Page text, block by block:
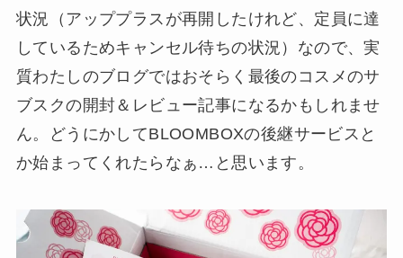
状況（アッププラスが再開したけれど、定員に達
しているためキャンセル待ちの状況）なので、実
質わたしのブログではおそらく最後のコスメのサ
ブスクの開封＆レビュー記事になるかもしれませ
ん。どうにかしてBLOOMBOXの後継サービスと
か始まってくれたらなぁ…と思います。